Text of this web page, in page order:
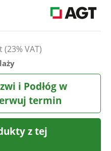
(23% VAT)
i Podłóg w
termin
z tej